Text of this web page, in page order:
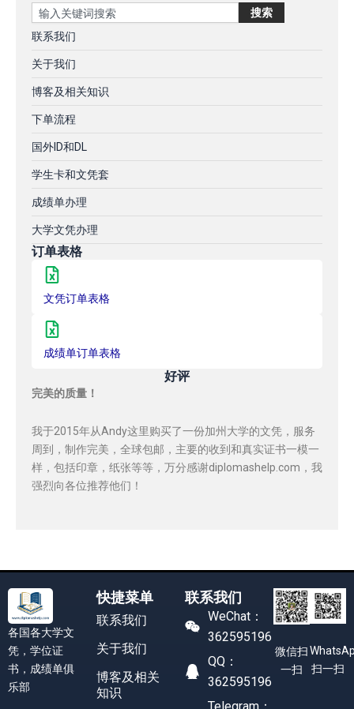
Search 搜索
联系我们
关于我们
博客及相关知识
下单流程
国外ID和DL
学生卡和文凭套
成绩单办理
大学文凭办理
订单表格
文凭订单表格
成绩单订单表格
好评
完美的质量！
我于2015年从Andy这里购买了一份加州大学的文凭，服务
周到，制作完美，全球包邮，主要的收到和真实证书一模一
样，包括印章，纸张等等，万分感谢diplomashelp.com，我
强烈向各位推荐他们！
各国各大学文
凭，学位证
书，成绩单俱
乐部
快捷菜单
联系我们
关于我们
博客及相关
知识
联系我们
WeChat：
362595196
QQ：
362595196
Telegram：
微信扫
一扫
扫一扫